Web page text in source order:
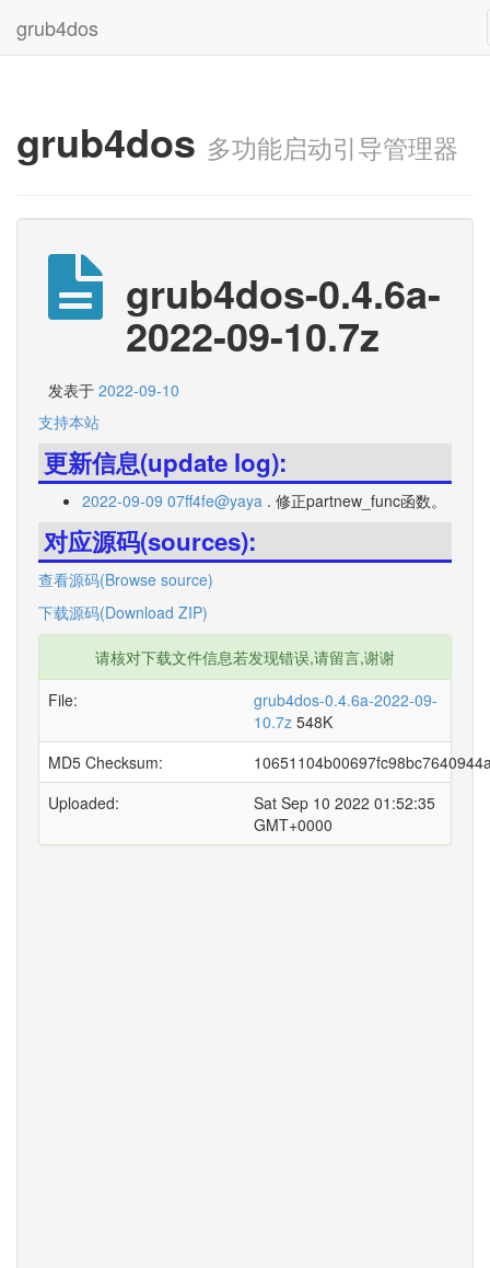
grub4dos
grub4dos 多功能启动引导管理器
grub4dos-0.4.6a-
2022-09-10.7z
发表于 2022-09-10
支持本站
更新信息(update log):
2022-09-09 07ff4fe@yaya . 修正partnew_func函数。
对应源码(sources):
查看源码(Browse source)
下载源码(Download ZIP)
请核对下载文件信息若发现错误,请留言,谢谢
File:
grub4dos-0.4.6a-2022-09-
10.7z 548K
MD5 Checksum:
Uploaded:
Sat Sep 10 2022 01:52:35
GMT+0000